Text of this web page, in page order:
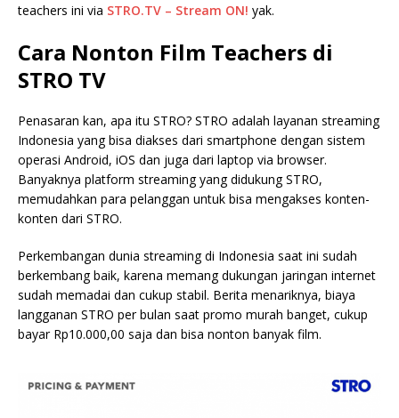
teachers ini via STRO.TV – Stream ON! yak.
Cara Nonton Film Teachers di
STRO TV
Penasaran kan, apa itu STRO? STRO adalah layanan streaming
Indonesia yang bisa diakses dari smartphone dengan sistem
operasi Android, iOS dan juga dari laptop via browser.
Banyaknya platform streaming yang didukung STRO,
memudahkan para pelanggan untuk bisa mengakses konten-
konten dari STRO.
Perkembangan dunia streaming di Indonesia saat ini sudah
berkembang baik, karena memang dukungan jaringan internet
sudah memadai dan cukup stabil. Berita menariknya, biaya
langganan STRO per bulan saat promo murah banget, cukup
bayar Rp10.000,00 saja dan bisa nonton banyak film.